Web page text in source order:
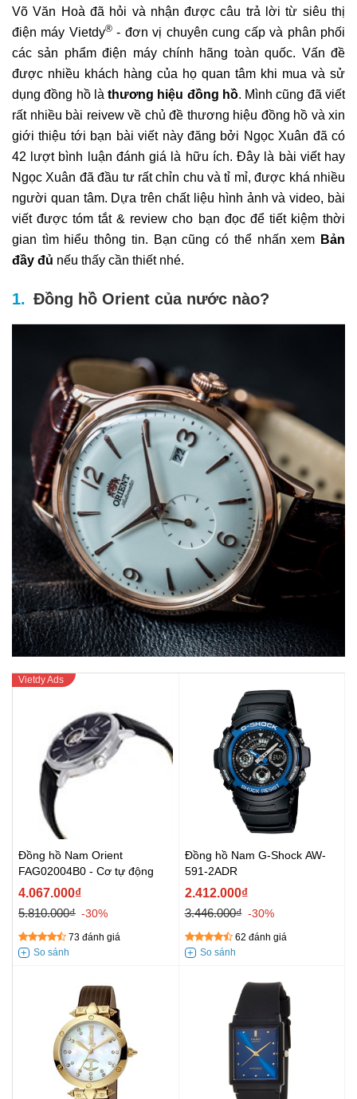
Võ Văn Hoà đã hỏi và nhận được câu trả lời từ siêu thị
điện máy Vietdy®- đơn vị chuyên cung cấp và phân phối
các sản phẩm điện máy chính hãng toàn quốc. Vấn đề
được nhiều khách hàng của họ quan tâm khi mua và sử
dụng đồng hồ làthương hiệu đồng hồ. Mình cũng đã viết
rất nhiều bài reivew về chủ đề thương hiệu đồng hồ và xin
giới thiệu tới bạn bài viết này đăng bởi Ngọc Xuân đã có
42 lượt bình luận đánh giá là hữu ích. Đây là bài viết hay
Ngọc Xuân đã đầu tư rất chỉn chu và tỉ mỉ, được khá nhiều
người quan tâm. Dựa trên chất liệu hình ảnh và video, bài
viết được tóm tắt & review cho bạn đọc để tiết kiệm thời
gian tìm hiểu thông tin. Bạn cũng có thể nhấn xem Bản
đầy đủ nếu thấy cần thiết nhé.
Đồng hồ Orient của nước nào?
Đồng hồ Nam Orient
FAG02004B0 - Cơ tự động
4.067.000₫
5.810.000₫ -30%
73 đánh giá
Đồng hồ Nam G-Shock AW-
591-2ADR
2.412.000₫
3.446.000₫ -30%
62 đánh giá